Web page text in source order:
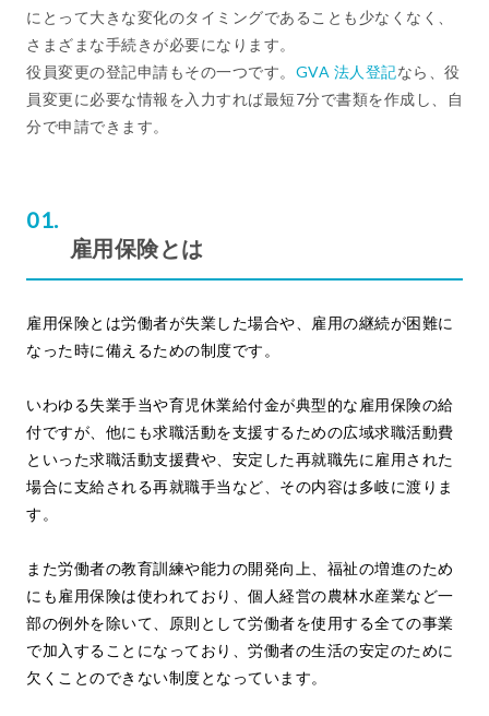
にとって大きな変化のタイミングであることも少なくなく、
さまざまな手続きが必要になります。
役員変更の登記申請もその一つです。 GVA 法人登記なら、役
員変更に必要な情報を入力すれば最短7分で書類を作成し、自
分で申請できます。
雇用保険とは
雇用保険とは労働者が失業した場合や、雇用の継続が困難に
なった時に備えるための制度です。
いわゆる失業手当や育児休業給付金が典型的な雇用保険の給
付ですが、他にも求職活動を支援するための広域求職活動費
といった求職活動支援費や、安定した再就職先に雇用された
場合に支給される再就職手当など、その内容は多岐に渡りま
す。
また労働者の教育訓練や能力の開発向上、福祉の増進のため
にも雇用保険は使われており、個人経営の農林水産業など一
部の例外を除いて、原則として労働者を使用する全ての事業
で加入することになっており、労働者の生活の安定のために
欠くことのできない制度となっています。